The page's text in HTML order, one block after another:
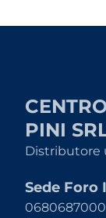
PINI
Distributore
Sede Foro
0680687000